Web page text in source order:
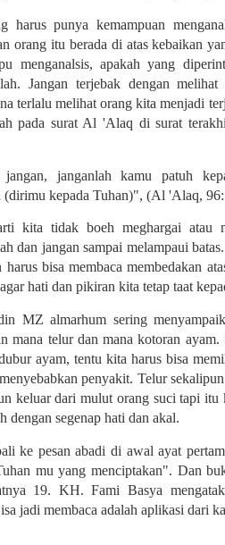
harus punya kemampuan
orang itu berada di atas kebaikan
menganalsis, apakah yang
Jangan terjebak dengan melihat
terlalu melihat orang kita menjadi
pada surat Al 'Alaq di surat
jangan, janganlah kamu patuh
(dirimu kepada Tuhan)", (Al 'Alaq,
kita tidak boeh meghargai atau
dan jangan sampai melampaui
harus bisa membaca membedakan
hati dan pikiran kita tetap taat
MZ almarhum sering
mana telur dan mana kotoran
ayam, tentu kita harus bisa
penyakit. Telur
keluar dari mulut orang suci tapi
dengan segenap hati dan akal.
ke pesan abadi di awal ayat
mu yang menciptakan". Dan
19. KH. Fami Basya
jadi membaca adalah aplikasi dari